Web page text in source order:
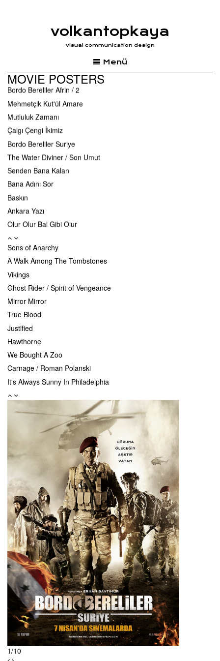
volkantopkaya
visual communication design
Menü
MOVIE POSTERS
A Tale Of Three Sisters / Kız Kardesler
Sen Anlat Karadeniz 2. Sezon
Arapsaçı
Bordo Bereliler Afrin / 2
Mehmetçik Kut'ül Amare
Mutluluk Zamanı
Çalgı Çengi İkimiz
Bordo Bereliler Suriye
The Water Diviner / Son Umut
Senden Bana Kalan
Bana Adını Sor
Baskın
Ankara Yazı
Olur Olur Bal Gibi Olur
Bizans Oyunları
Mavi gece
Anadolu Kartalları
Sons of Anarchy
A Walk Among The Tombstones
Vikings
Ghost Rider / Spirit of Vengeance
Mirror Mirror
True Blood
Justified
Hawthorne
We Bought A Zoo
Carnage / Roman Polanski
It's Always Sunny In Philadelphia
Lights Out
The Rebound
Louie
The Dude
Mr. Sunshine
The Closer
Saving Grace B. Jones
Are You There Chelsea?
Hung
Flying Lessons
Satin
The Levenger Tapes
1/10